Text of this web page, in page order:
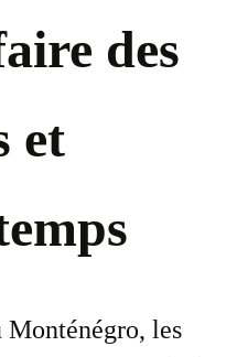
des
et
Monténégro, les